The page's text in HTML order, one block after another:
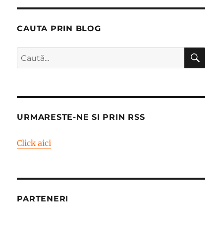
CAUTA PRIN BLOG
Caută
după:
URMARESTE-NE SI PRIN RSS
Click aici
PARTENERI